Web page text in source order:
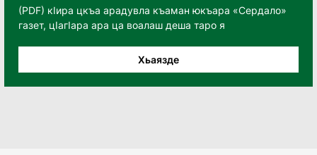
(PDF) кӀира цкъа арадувла къаман юкъара «Сердало»
газет, цӀагӀара ара ца воалаш деша таро я
Хьаязде